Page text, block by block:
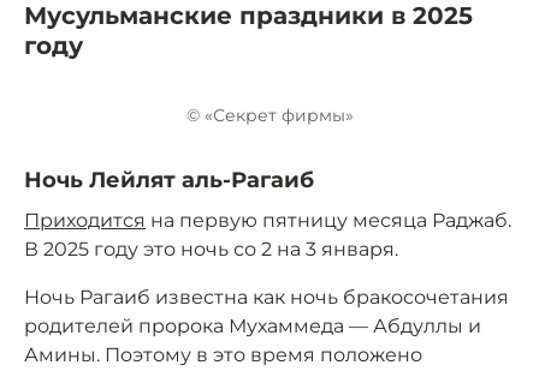
Мусульманские праздники в 2025
году
© «Секрет фирмы»
Ночь Лейлят аль-Рагаиб
Приходится на первую пятницу месяца Раджаб.
В 2025 году это ночь со 2 на 3 января.
Ночь Рагаиб известна как ночь бракосочетания
родителей пророка Мухаммеда — Абдуллы и
Амины. Поэтому в это время положено